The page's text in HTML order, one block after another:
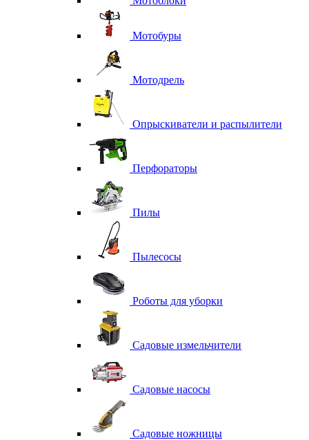
Мотобуры
Мотодрель
Опрыскиватели и распылители
Перфораторы
Пилы
Пылесосы
Роботы для уборки
Садовые измельчители
Садовые насосы
Садовые ножницы